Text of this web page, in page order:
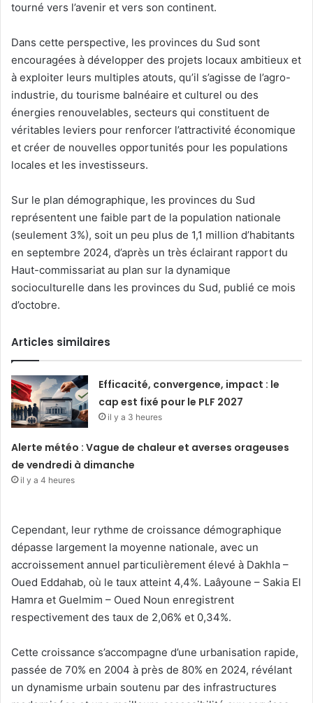
tourné vers l’avenir et vers son continent.
Dans cette perspective, les provinces du Sud sont
encouragées à développer des projets locaux ambitieux et
à exploiter leurs multiples atouts, qu’il s’agisse de l’agro-
industrie, du tourisme balnéaire et culturel ou des
énergies renouvelables, secteurs qui constituent de
véritables leviers pour renforcer l’attractivité économique
et créer de nouvelles opportunités pour les populations
locales et les investisseurs.
Sur le plan démographique, les provinces du Sud
représentent une faible part de la population nationale
(seulement 3%), soit un peu plus de 1,1 million d’habitants
en septembre 2024, d’après un très éclairant rapport du
Haut-commissariat au plan sur la dynamique
socioculturelle dans les provinces du Sud, publié ce mois
d’octobre.
Articles similaires
Efficacité, convergence, impact : le
cap est fixé pour le PLF 2027
il y a 3 heures
Alerte météo : Vague de chaleur et averses orageuses
de vendredi à dimanche
il y a 4 heures
Cependant, leur rythme de croissance démographique
dépasse largement la moyenne nationale, avec un
accroissement annuel particulièrement élevé à Dakhla –
Oued Eddahab, où le taux atteint 4,4%. Laâyoune – Sakia El
Hamra et Guelmim – Oued Noun enregistrent
respectivement des taux de 2,06% et 0,34%.
Cette croissance s’accompagne d’une urbanisation rapide,
passée de 70% en 2004 à près de 80% en 2024, révélant
un dynamisme urbain soutenu par des infrastructures